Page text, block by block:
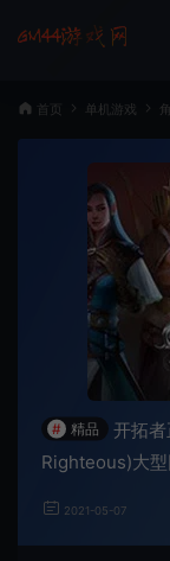
首页 单机游戏
# 精品
开拓
Righteous)大
2021-05-07